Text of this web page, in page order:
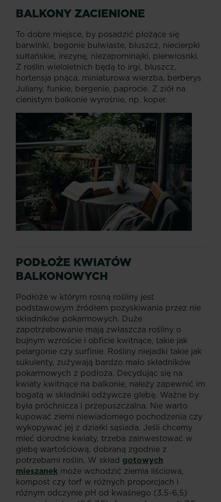
BALKONY ZACIENIONE
To dobre miejsce, by posadzić płożące się
barwinki, begonie bulwiaste, bluszcz, niecierpki
sułtańskie, irezynę, niezapominajki, pierwiosnki.
Z roślin wieloletnich będą to irgi, bluszcz,
hortensja pnąca, miniaturowa wierzba, berberys
Juliany, funkie, bergenie, paprocie. Z ziół na
cienistym balkonie wyrośnie, np. koper.
PODŁOŻE KWIATÓW
BALKONOWYCH
Podłoże w którym rosną rośliny jest
podstawowym źródłem pozyskiwania przez nie
składników pokarmowych. Duże
zapotrzebowanie mają zwłaszcza rośliny o
bujnym wzroście i obficie kwitnące, takie jak
pelargonie czy surfinie. Rośliny niejadki takie jak
sukulenty, zużywają bardzo mało składników
pokarmowych z podłoża. Decydując się na
kwiaty kwitnące na balkonie, należy zapewnić im
bogatą w składniki odżywcze glebę. Ważne by
była próchnicza i przepuszczalna. Nie warto
kupować ziemi niewiadomego pochodzenia czy
wykopywać jej z działki sąsiada. Jeśli chcemy
mieć dorodne kwiaty, trzeba zainwestować w
glebę wartościową, dobraną zgodnie z
potrzebami roślin. W skład gotowych
mieszanek może wchodzić ziemia liściowa,
kompost czy torf w różnych proporcjach i
różnym odczynie pH od kwaśnego (3,5-6,5)